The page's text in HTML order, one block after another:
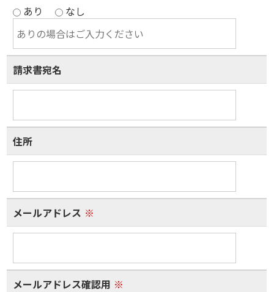
あり
なし
請求書宛名
住所
メールアドレス ※
メールアドレス確認用 ※